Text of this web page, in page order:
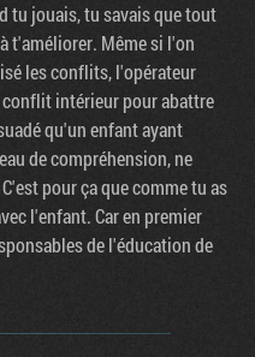
tu jouais, tu savais que tout
t'améliorer. Même si l'on
les conflits, l'opérateur
intérieur pour abattre
qu'un enfant ayant
de compréhension, ne
pour ça que comme tu as
l'enfant. Car en premier
de l'éducation de